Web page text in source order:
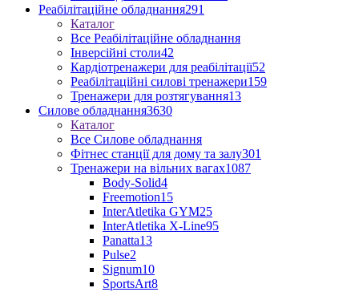
Реабілітаційне обладнання291
Каталог
Все Реабілітаційне обладнання
Інверсійні столи42
Кардіотренажери для реабілітації52
Реабілітаційні силові тренажери159
Тренажери для розтягування13
Силове обладнання3630
Каталог
Все Силове обладнання
Фітнес станції для дому та залу301
Тренажери на вільних вагах1087
Body-Solid4
Freemotion15
InterAtletika GYM25
InterAtletika X-Line95
Panatta13
Pulse2
Signum10
SportsArt8